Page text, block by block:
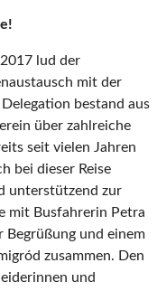
lud der
mit der
bestand aus
über zahlreiche
seit vielen Jahren
bei dieser Reise
unterstützend zur
mit Busfahrerin Petra
Begrüßung und einem
zusammen. Den
und